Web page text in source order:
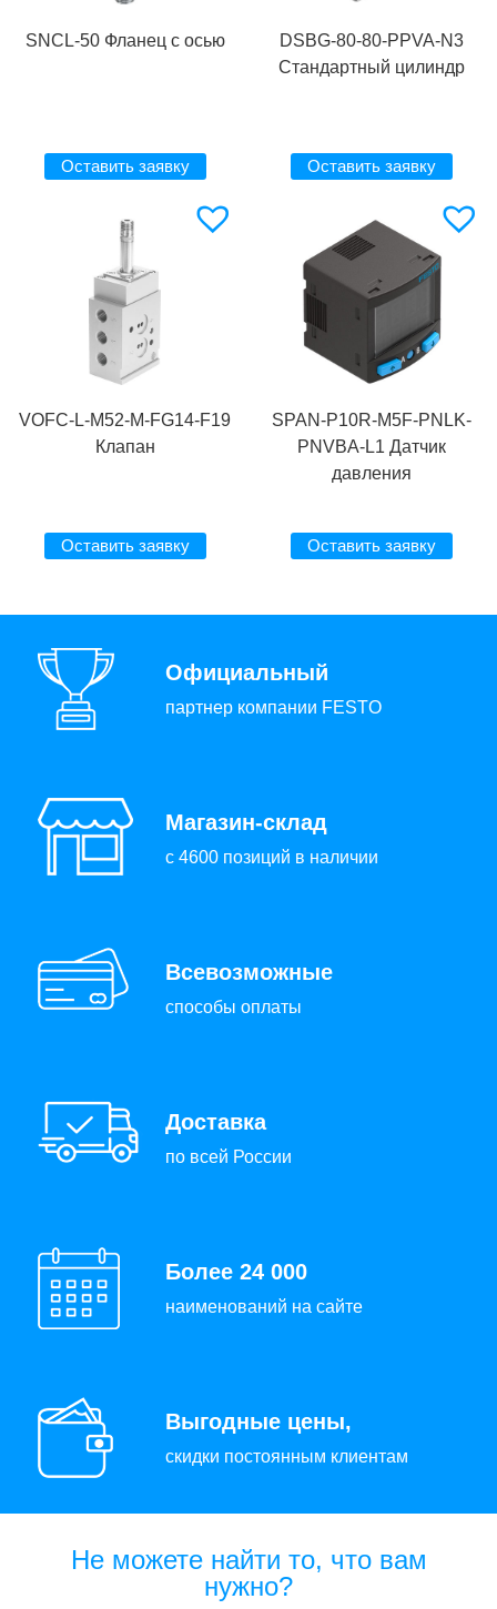
SNCL-50 Фланец с осью
Оставить заявку
DSBG-80-80-PPVA-N3
Стандартный цилиндр
Оставить заявку
VOFC-L-M52-M-FG14-F19
Клапан
Оставить заявку
SPAN-P10R-M5F-PNLK-
PNVBA-L1 Датчик
давления
Оставить заявку
Официальный
партнер компании FESTO
Магазин-склад
с 4600 позиций в наличии
Всевозможные
способы оплаты
Доставка
по всей России
Более 24 000
наименований на сайте
Выгодные цены,
скидки постоянным клиентам
Не можете найти то, что вам
нужно?